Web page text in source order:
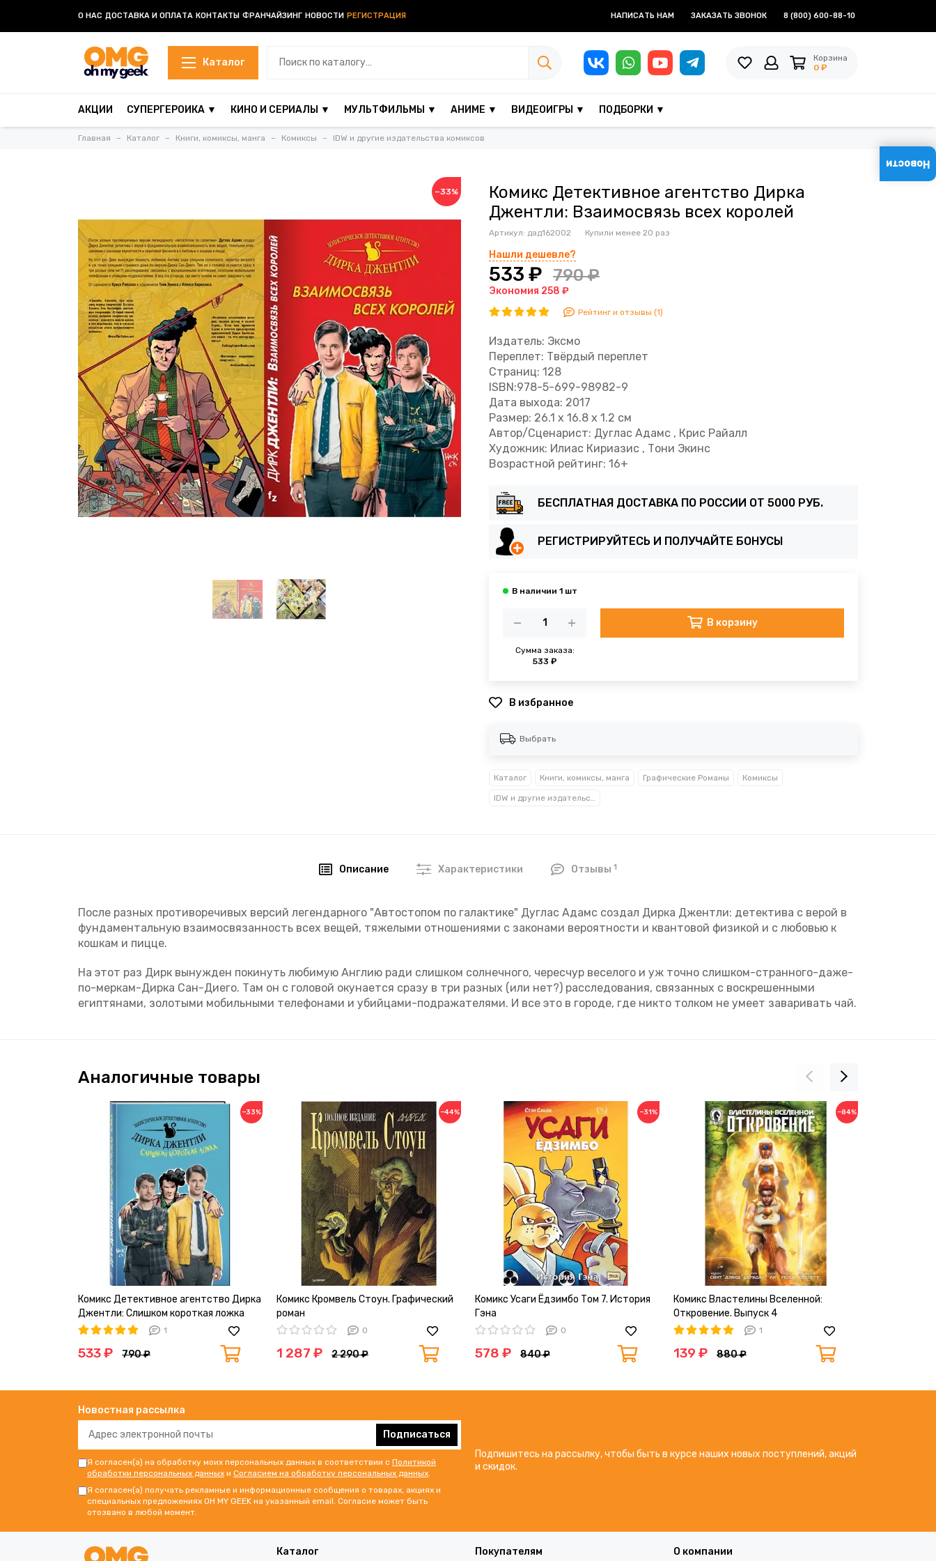
О НАС ДОСТАВКА И ОПЛАТА КОНТАКТЫ ФРАНЧАЙЗИНГ РЕГИСТРАЦИЯ
НОВОСТИ НАПИСАТЬ НАМ ЗАКАЗАТЬ ЗВОНОК 8 (800) 600-88-10
Каталог
Корзина
0 ₽
АКЦИИ СУПЕРГЕРОИКА ▼ КИНО И СЕРИАЛЫ ▼ МУЛЬТФИЛЬМЫ ▼ АНИМЕ ▼ ВИДЕОИГРЫ ▼ ПОДБОРКИ ▼
Главная Каталог Книги, комиксы, манга Комиксы IDW и другие издательства комиксов
−33%
Комикс Детективное агентство Дирка
Джентли: Взаимосвязь всех королей
Артикул: дад162002 Купили менее 20 раз
533 ₽ 790 ₽
Экономия 258 ₽
Нашли дешевле?
Рейтинг и отзывы (1)
Издатель: Эксмо
Переплет: Твёрдый переплет
Страниц: 128
ISBN:978-5-699-98982-9
Дата выхода: 2017
Размер: 26.1 x 16.8 x 1.2 см
Автор/Сценарист: Дуглас Адамс , Крис Райалл
Художник: Илиас Кириазис , Тони Экинс
Возрастной рейтинг: 16+
БЕСПЛАТНАЯ ДОСТАВКА ПО РОССИИ ОТ 5000 РУБ.
РЕГИСТРИРУЙТЕСЬ И ПОЛУЧАЙТЕ БОНУСЫ
Сумма заказа:
533 ₽
В корзину
В избранное
Выбрать
Каталог Книги, комиксы, манга Графические Романы Комиксы
IDW и другие издательства комиксов
Описание Характеристики Отзывы 1
После разных противоречивых версий легендарного "Автостопом по галактике" Дуглас Адамс создал Дирка Джентли: детектива с верой в
фундаментальную взаимосвязанность всех вещей, тяжелыми отношениями с законами вероятности и квантовой физикой и с любовью к
кошкам и пицце.
На этот раз Дирк вынужден покинуть любимую Англию ради слишком солнечного, чересчур веселого и уж точно слишком-странного-даже-
по-меркам-Дирка Сан-Диего. Там он с головой окунается сразу в три разных (или нет?) расследования, связанных с воскрешенными
египтянами, золотыми мобильными телефонами и убийцами-подражателями. И все это в городе, где никто толком не умеет заваривать чай.
Аналогичные товары
−33%
Комикс Детективное агентство Дирка
Джентли: Слишком короткая ложка
1
533 ₽ 790 ₽
−44%
Комикс Кромвель Стоун. Графический
роман
0
1 287 ₽ 2 290 ₽
−31%
Комикс Усаги Ёдзимбо Том 7. История
Гэна
0
578 ₽ 840 ₽
−84%
Комикс Властелины Вселенной:
Откровение. Выпуск 4
1
139 ₽ 880 ₽
Новостная рассылка
Подписаться
Я согласен(а) на обработку моих персональных данных в соответствии с Политикой
обработки персональных данных и Согласием на обработку персональных данных.
Я согласен(а) получать рекламные и информационные сообщения о товарах, акциях и
специальных предложениях OH MY GEEK на указанный email. Согласие может быть
отозвано в любой момент.
Подпишитесь на рассылку, чтобы быть в курсе наших новых поступлений, акций
и скидок.
Каталог Покупателям О компании
Новости